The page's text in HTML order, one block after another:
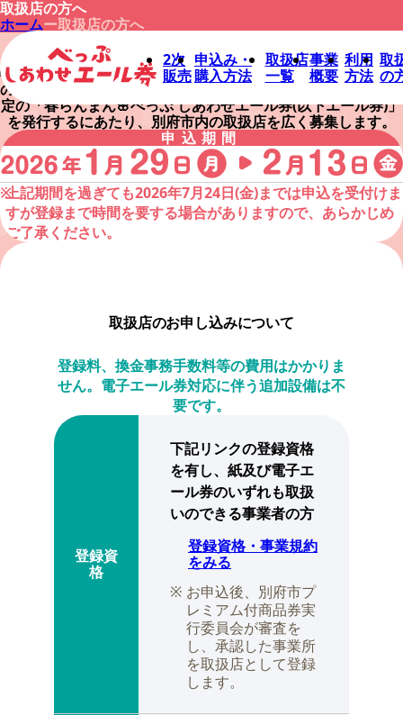
2次
販売
申込み・
購入方法
取扱店
一覧
事業
概要
利用
方法
取
の
取扱店の方へ
ホーム
取扱店の方へ
取扱店の方へ
物価高騰の影響で受ける生活者の家計負担を軽減し、個人消費
の下支えによる地域経済の活性化を図ることを目的に、地域限
定の「春らんまん🌸べっぷ しあわせエール券(以下エール券)」
を発行するにあたり、 別府市内の取扱店を広く募集します。
申込期間
上記期間を過ぎても2026年7月24日(金)までは申込を受付けま
すが登録まで時間を要する場合がありますので、あらかじめ
ご了承ください。
取扱店のお申し込みについて
登録料、換金事務手数料等の費用はかかりま
せん。 電子エール券対応に伴う追加設備は不
要です。
登録資
格
下記リンクの登録資格
を有し、 紙及び電子エ
ール券のいずれも取扱
いのできる事業者の方
登録資格・事業規約
をみる
お申込後、別府市プ
レミアム付商品券実
行委員会が審査を
し、 承認した事業所
を取扱店として登録
します。